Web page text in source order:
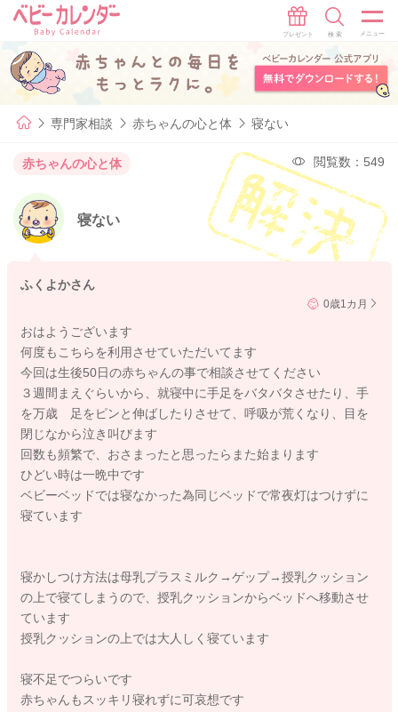
専門家相談 赤ちゃんの心と体 寝ない
赤ちゃんの心と体 閲覧数：549
寝ない
ふくよかさん
0歳1カ月
おはようございます
何度もこちらを利用させていただいてます
今回は生後50日の赤ちゃんの事で相談させてください
３週間まえぐらいから、就寝中に手足をバタバタさせたり、手
を万歳 足をピンと伸ばしたりさせて、呼吸が荒くなり、目を
閉じなから泣き叫びます
回数も頻繁で、おさまったと思ったらまた始まります
ひどい時は一晩中です
ベビーベッドでは寝なかった為同じベッドで常夜灯はつけずに
寝ています
寝かしつけ方法は母乳プラスミルク→ゲップ→授乳クッション
の上で寝てしまうので、授乳クッションからベッドへ移動させ
ています
授乳クッションの上では大人しく寝ています
寝不足でつらいです
赤ちゃんもスッキリ寝れずに可哀想です